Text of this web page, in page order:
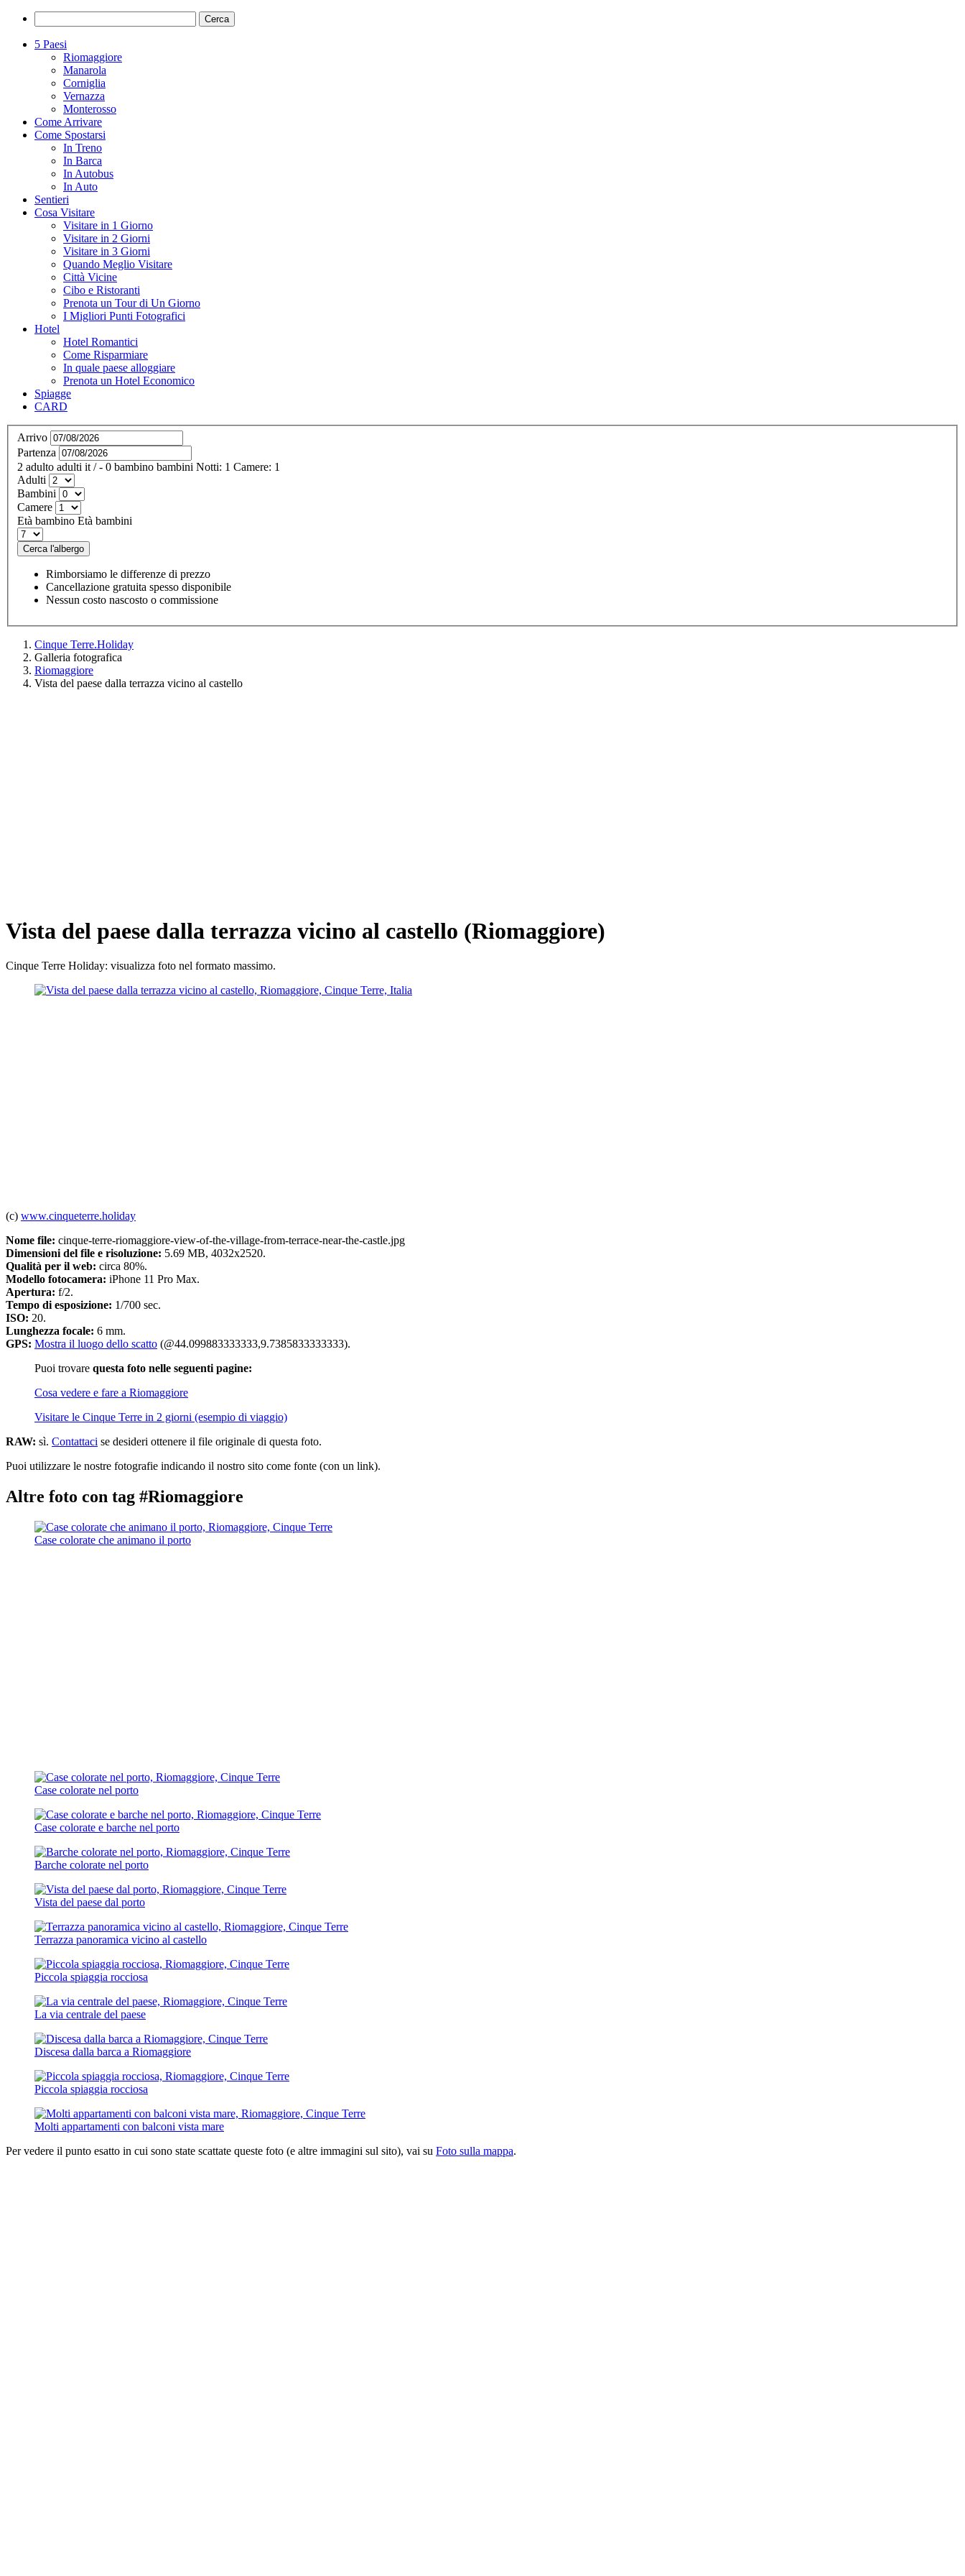
5 Paesi
Riomaggiore
Manarola
Corniglia
Vernazza
Monterosso
Come Arrivare
Come Spostarsi
In Treno
In Barca
In Autobus
In Auto
Sentieri
Cosa Visitare
Visitare in 1 Giorno
Visitare in 2 Giorni
Visitare in 3 Giorni
Quando Meglio Visitare
Città Vicine
Cibo e Ristoranti
Prenota un Tour di Un Giorno
I Migliori Punti Fotografici
Hotel
Hotel Romantici
Come Risparmiare
In quale paese alloggiare
Prenota un Hotel Economico
Spiagge
CARD
Arrivo
Partenza
2 adulto adulti it / - 0 bambino bambini Notti: 1 Camere: 1
Adulti
Bambini
Camere
Età bambino Età bambini
Cerca l'albergo
Rimborsiamo le differenze di prezzo
Cancellazione gratuita spesso disponibile
Nessun costo nascosto o commissione
Cinque Terre.Holiday
Galleria fotografica
Riomaggiore
Vista del paese dalla terrazza vicino al castello
Vista del paese dalla terrazza vicino al castello (Riomaggiore)
Cinque Terre Holiday: visualizza foto nel formato massimo.
(c) www.cinqueterre.holiday
Nome file: cinque-terre-riomaggiore-view-of-the-village-from-terrace-near-the-castle.jpg
Dimensioni del file e risoluzione: 5.69 MB, 4032x2520.
Qualità per il web: circa 80%.
Modello fotocamera: iPhone 11 Pro Max.
Apertura: f/2.
Tempo di esposizione: 1/700 sec.
ISO: 20.
Lunghezza focale: 6 mm.
GPS: Mostra il luogo dello scatto (@44.099883333333,9.7385833333333).
Puoi trovare questa foto nelle seguenti pagine:
Cosa vedere e fare a Riomaggiore
Visitare le Cinque Terre in 2 giorni (esempio di viaggio)
RAW: sì. Contattaci se desideri ottenere il file originale di questa foto.
Puoi utilizzare le nostre fotografie indicando il nostro sito come fonte (con un link).
Altre foto con tag #Riomaggiore
Case colorate che animano il porto
Case colorate nel porto
Case colorate e barche nel porto
Barche colorate nel porto
Vista del paese dal porto
Terrazza panoramica vicino al castello
Piccola spiaggia rocciosa
La via centrale del paese
Discesa dalla barca a Riomaggiore
Piccola spiaggia rocciosa
Molti appartamenti con balconi vista mare
Per vedere il punto esatto in cui sono state scattate queste foto (e altre immagini sul sito), vai su Foto sulla mappa.